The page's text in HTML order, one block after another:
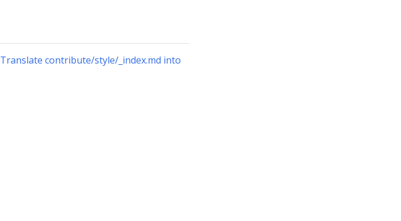
Translate contribute/style/_index.md into